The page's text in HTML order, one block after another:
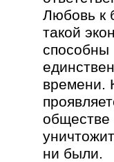
Любовь к
такой
способны
времени.
обществе
ни были.